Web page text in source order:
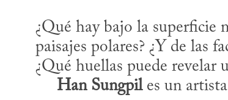
¿Qué hay bajo la superficie
paisajes polares? ¿Y de las
¿Qué huellas puede revelar
Han Sungpil es un